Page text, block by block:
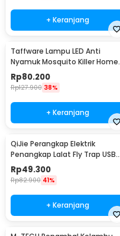
+ Keranjang
Taffware Lampu LED Anti
Nyamuk Mosquito Killer Home
Usage 220V 4W - TF-510
Rp80.200
Rp127.900 38%
+ Keranjang
QiJie Perangkap Elektrik
Penangkap Lalat Fly Trap USB
DC5V - XFX026
Rp49.300
Rp82.900 41%
+ Keranjang